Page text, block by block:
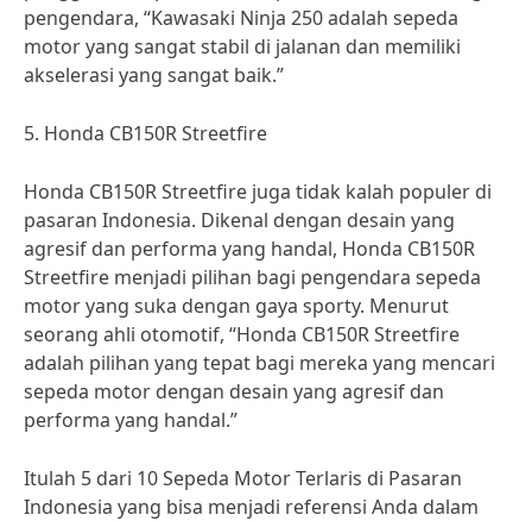
pengendara, “Kawasaki Ninja 250 adalah sepeda
motor yang sangat stabil di jalanan dan memiliki
akselerasi yang sangat baik.”
5. Honda CB150R Streetfire
Honda CB150R Streetfire juga tidak kalah populer di
pasaran Indonesia. Dikenal dengan desain yang
agresif dan performa yang handal, Honda CB150R
Streetfire menjadi pilihan bagi pengendara sepeda
motor yang suka dengan gaya sporty. Menurut
seorang ahli otomotif, “Honda CB150R Streetfire
adalah pilihan yang tepat bagi mereka yang mencari
sepeda motor dengan desain yang agresif dan
performa yang handal.”
Itulah 5 dari 10 Sepeda Motor Terlaris di Pasaran
Indonesia yang bisa menjadi referensi Anda dalam